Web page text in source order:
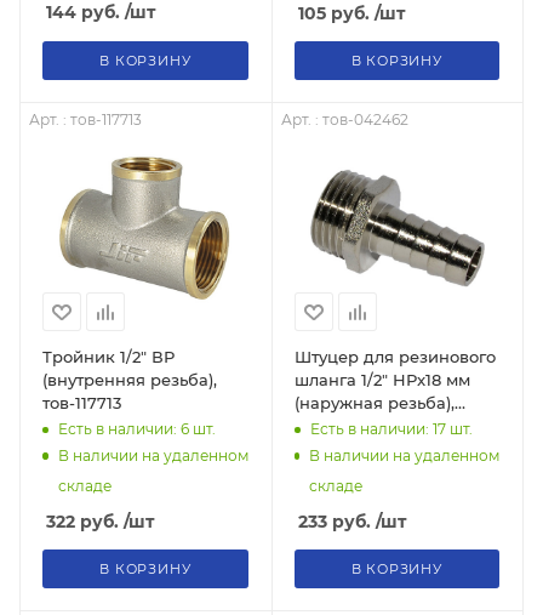
144 руб. /шт
В КОРЗИНУ
105руб. /шт
В КОРЗИНУ
Арт. : тов-117713
Тройник 1/2" ВР
(внутренняя резьба),
тов-117713
Есть в наличии: 6 шт.
В наличии на удаленном
складе
322 руб. /шт
В КОРЗИНУ
Арт. : тов-042462
Штуцер для резинового
шланга 1/2" НРx18 мм
(наружная резьба),
тов-042462
Есть в наличии: 17шт.
В наличии на удаленном
складе
233руб. /шт
В КОРЗИНУ